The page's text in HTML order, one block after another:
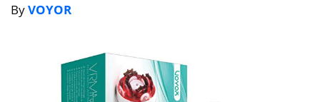
ByVOYOR